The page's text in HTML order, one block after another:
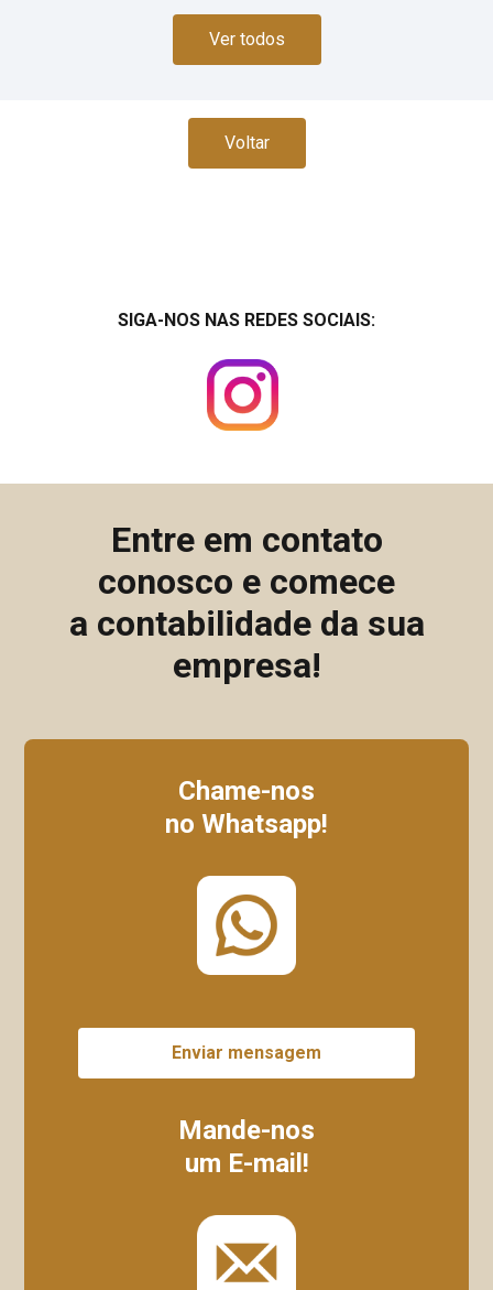
Ver todos
Voltar
SIGA-NOS NAS REDES SOCIAIS:
Entre em contato
conosco e comece
a contabilidade da sua
empresa!
Chame-nos
no Whatsapp!
Enviar mensagem
Mande-nos
um E-mail!